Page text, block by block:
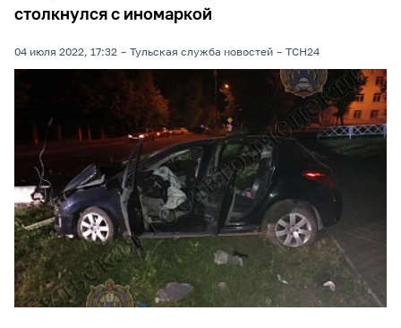
столкнулся с иномаркой
04 июля 2022, 17:32 Тульская служба новостей ТСН24